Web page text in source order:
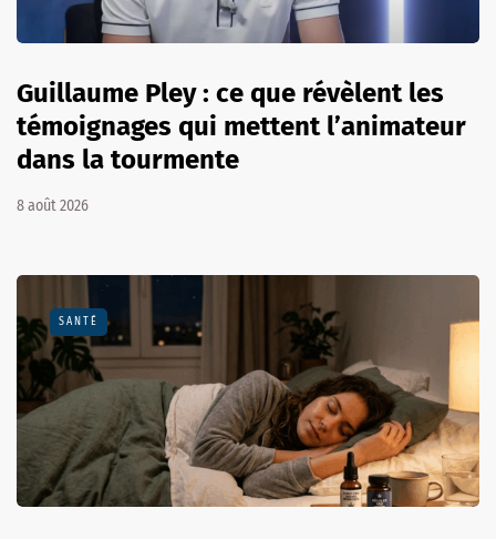
Guillaume Pley : ce que révèlent les
témoignages qui mettent l’animateur
dans la tourmente
8 août 2026
SANTÉ